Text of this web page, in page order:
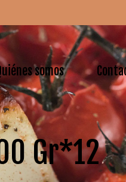
somos
Gr*12